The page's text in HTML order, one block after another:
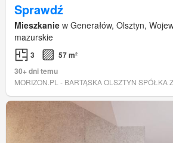
Sprawdź
Mieszkanie w Generałów, Olsztyn,
mazurskie
3
57 m²
30+ dni temu